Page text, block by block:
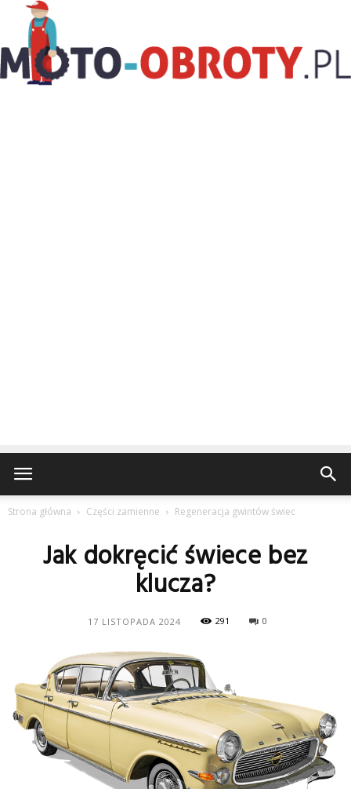
Strona główna Części zamienne Regeneracja gwintów świec
Jak dokręcić świece bez
klucza?
17 LISTOPADA 2024 291 0